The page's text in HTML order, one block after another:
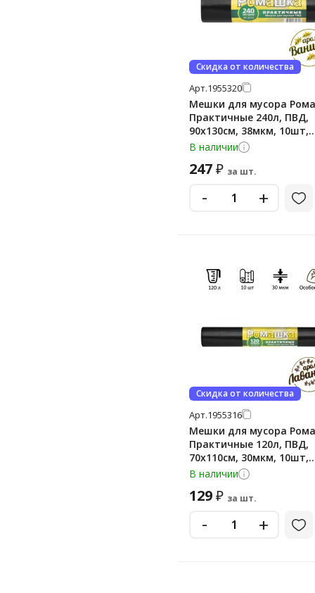
Скидка от количества
Арт.1955320
Мешки для мусора
Практичные 240л, ПВД,
90х130см, 38мкм, 10шт,
черного цвета, в
В наличии
247₽ за шт.
- +
Скидка от количества
Арт.1955316
Мешки для мусора
Практичные 120л, ПВД,
70х110см, 30мкм, 10шт,
черного цвета, в
В наличии
129₽ за шт.
- +